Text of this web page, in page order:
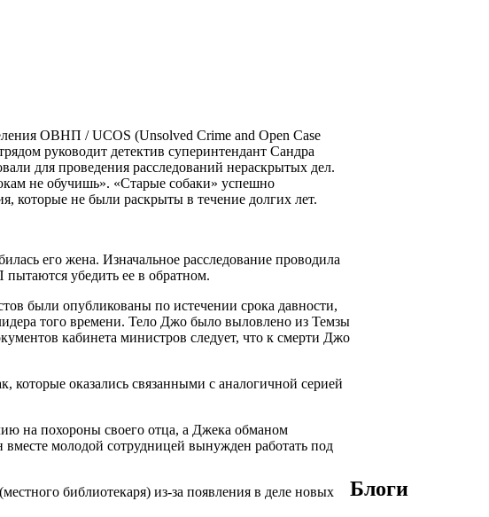
ОВНП / UCOS (Unsolved Crime and Open Case
руководит детектив суперинтендант Сандра
для проведения расследований нераскрытых дел.
не обучишь». «Старые собаки» успешно
которые не были раскрыты в течение долгих лет.
его жена. Изначальное расследование проводила
убедить ее в обратном.
были опубликованы по истечении срока давности,
того времени. Тело Джо было выловлено из Темзы
кабинета министров следует, что к смерти Джо
которые оказались связанными с аналогичной серией
на похороны своего отца, а Джека обманом
молодой сотрудницей вынужден работать под
библиотекаря) из-за появления в деле новых
Блоги